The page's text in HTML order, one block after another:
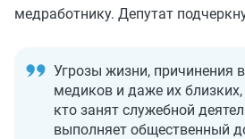
медработнику. Депутат
Угрозы жизни, причинения
медиков и даже их близких,
кто занят служебной
выполняет общественный